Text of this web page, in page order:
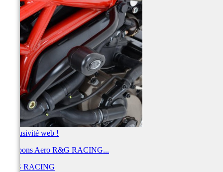
Exclusivité web !
Tampons Aero R&G RACING...
R&G RACING